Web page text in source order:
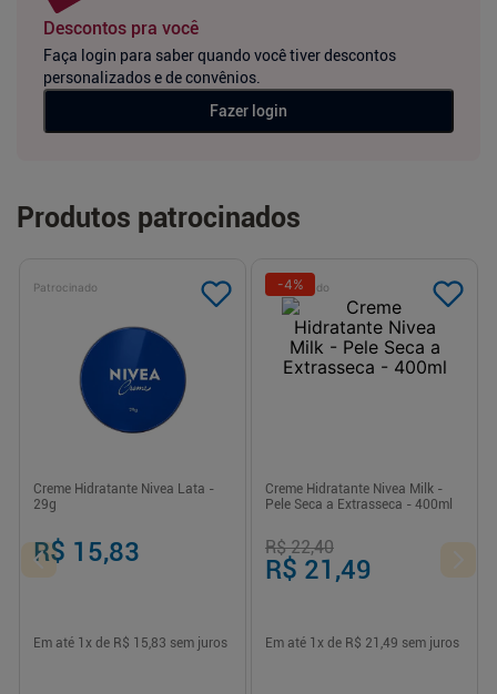
Descontos pra você
Faça login para saber quando você tiver descontos
personalizados e de convênios.
Fazer login
Produtos patrocinados
Patrocinado
Creme Hidratante Nivea Lata -
29g
R$ 15,83
Em até 1 x de R$ 15,83 sem juros
Patrocinado
-4%
Creme Hidratante Nivea Milk -
Pele Seca a Extrasseca - 400ml
R$ 22,40
R$ 21,49
Em até 1 x de R$ 21,49 sem juros